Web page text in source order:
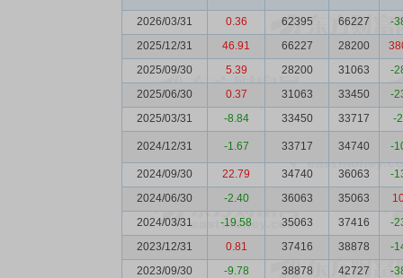
2026/03/31 0.36 62395 66227
-
2025/12/31
46.91 66227 28200
2025/09/30
5.39 28200 31063
-
2025/06/30
0.37 31063 33450
-
2025/03/31
-8.84 33450 33717 -
2024/12/31 -1.67 33717 34740 -
2024/09/30 22.79 34740 36063
-
2024/06/30
-2.40 36063 35063
2024/03/31
-19.58 35063 37416
-
2023/12/31
0.81 37416 38878
-
2023/09/30
-9.78 38878 42727
-